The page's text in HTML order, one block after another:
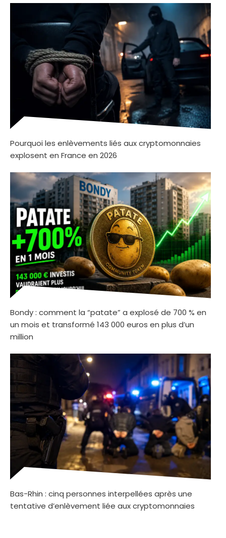
Pourquoi les enlèvements liés aux cryptomonnaies
explosent en France en 2026
Bondy : comment la “patate” a explosé de 700 % en
un mois et transformé 143 000 euros en plus d’un
million
Bas-Rhin : cinq personnes interpellées après une
tentative d’enlèvement liée aux cryptomonnaies